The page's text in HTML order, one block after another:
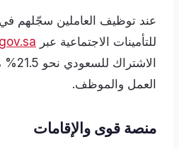
عند توظيف العاملين سجّلهم
للتأمينات الاجتماعية عبر
العمل والموظف.
منصة قوى والإقامات